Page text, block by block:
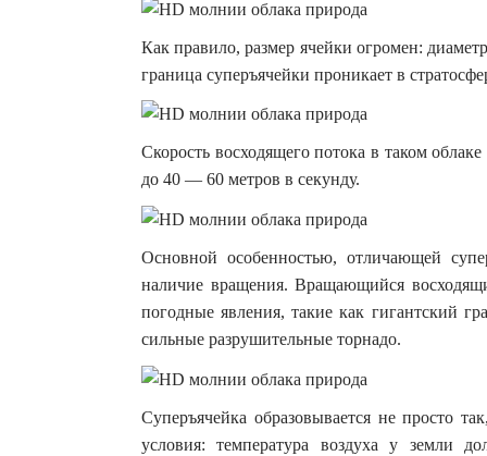
Как правило, размер ячейки огромен:
граница суперъячейки проникает в
Скорость восходящего потока в таком
до 40 — 60 метров в секунду.
Основной особенностью, отличающей
наличие вращения. Вращающийся
погодные явления, такие как гигантский
сильные разрушительные торнадо.
Суперъячейка образовывается не просто
условия: температура воздуха у земли